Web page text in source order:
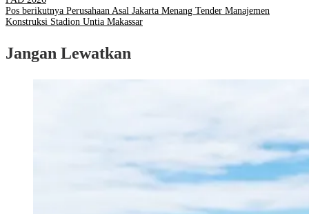
Pos berikutnya Perusahaan Asal Jakarta Menang Tender Manajemen
Konstruksi Stadion Untia Makassar
Jangan Lewatkan